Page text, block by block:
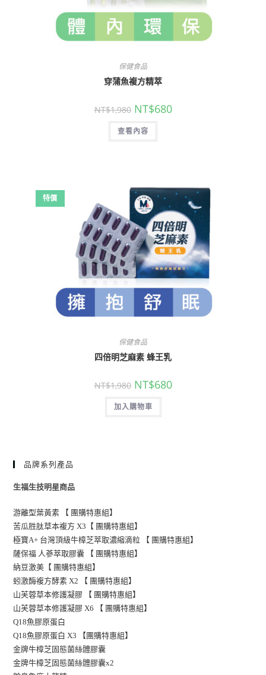
保健食品
穿蒲魚複方精萃
NT$1,980 NT$680
查看內容
特價
保健食品
四倍明芝麻素 蜂王乳
NT$1,980 NT$680
加入購物車
品牌系列產品
生福生技明星商品
游離型葉黃素 【 團購特惠組】
苦瓜胜肽草本複方 X3【 團購特惠組】
極寶A+ 台灣頂級牛樟芝萃取濃縮滴粒 【 團購特惠組】
薩保福 人蔘萃取膠囊 【 團購特惠組】
納豆激美【 團購特惠組】
蚓激酶複方酵素 X2 【 團購特惠組】
山芙蓉草本修護凝膠 【 團購特惠組】
山芙蓉草本修護凝膠 X6 【 團購特惠組】
Q18魚膠原蛋白
Q18魚膠原蛋白 X3 【團購特惠組】
金牌牛樟芝固態菌絲體膠囊
金牌牛樟芝固態菌絲體膠囊x2